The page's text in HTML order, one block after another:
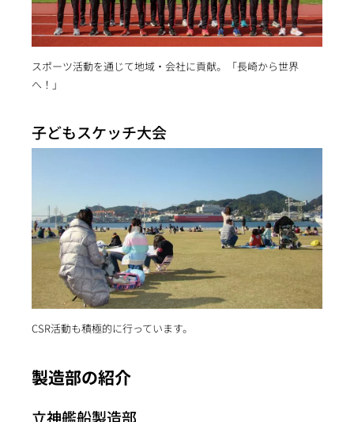
スポーツ活動を通じて地域・会社に貢献。「長崎から世界
へ！」
子どもスケッチ大会
CSR活動も積極的に行っています。
製造部の紹介
立神艦船製造部